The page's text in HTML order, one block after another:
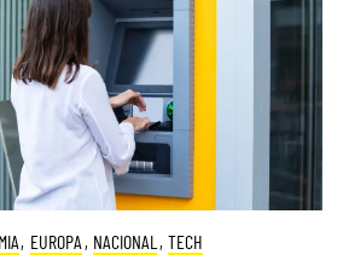
, EUROPA , NACIONAL , TECH